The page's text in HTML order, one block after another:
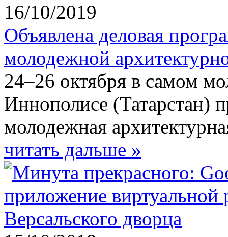
16/10/2019
Объявлена деловая
молодежной
24–26 октября в самом
Иннополисе (Татарстан)
молодежная
читать дальше »